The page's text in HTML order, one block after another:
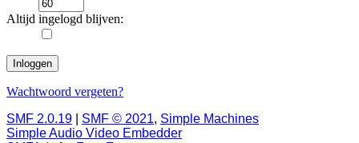
Altijd ingelogd blijven:
Wachtwoord vergeten?
SMF 2.0.19
SMF © 2021, Simple Machines
Simple Audio Video Embedder